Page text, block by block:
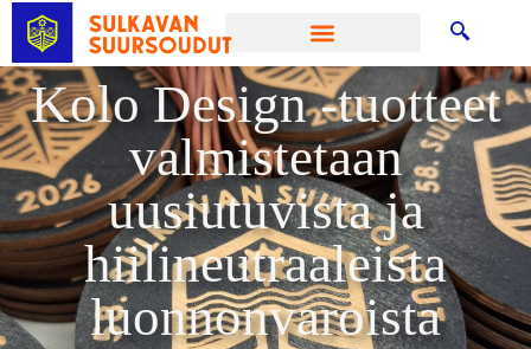
Kolo Design -tuotteet
valmistetaan
uusiutuvista ja
hiilineutraaleista
luonnonvaroista